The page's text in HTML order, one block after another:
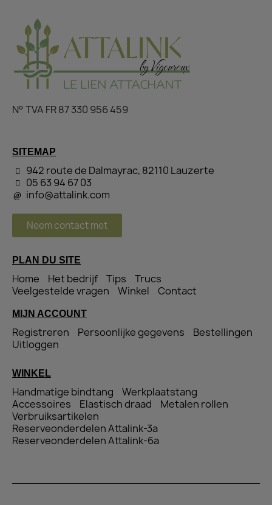
N° TVA FR 87 330 956 459
SITEMAP
942 route de Dalmayrac, 82110 Lauzerte
05 63 94 67 03
info@attalink.com
Neem contact met
PLAN DU SITE
Home Het bedrijf Tips
Trucs
Veelgestelde vragen
Winkel Contact
MIJN ACCOUNT
Registreren Persoonlijke gegevens
Bestellingen
Uitloggen
WINKEL
Handmatige bindtang
Werkplaatstang
Accessoires
Elastisch draad
Metalen rollen
Verbruiksartikelen
Reserveonderdelen Attalink-3a
Reserveonderdelen Attalink-6a